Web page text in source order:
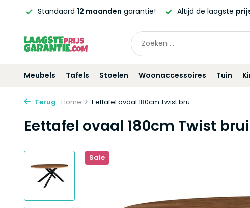
Altijd de laagsteprijsgarantie! Vóór21:00 besteld,
Meubels Tafels Stoelen Woonaccessoires Tuin
Terug Home Eettafel ovaal 180cm Twist bru...
Eettafel ovaal 180cm Twist
Sale